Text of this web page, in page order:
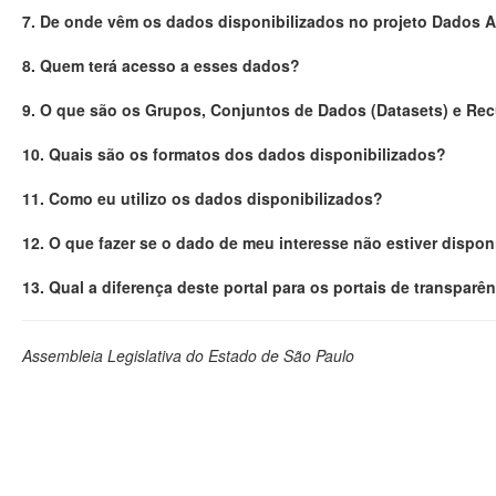
7. De onde vêm os dados disponibilizados no projeto Dados
8. Quem terá acesso a esses dados?
9. O que são os Grupos, Conjuntos de Dados (Datasets) e
10. Quais são os formatos dos dados disponibilizados?
11. Como eu utilizo os dados disponibilizados?
12. O que fazer se o dado de meu interesse não estiver
13. Qual a diferença deste portal para os portais de
Assembleia Legislativa do Estado de São Paulo